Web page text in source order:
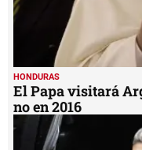
HONDURAS
El Papa visitará
no en 2016